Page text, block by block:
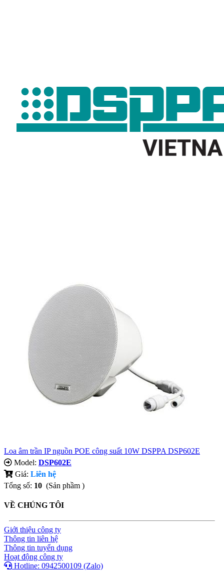
Loa âm trần IP nguồn POE công suất 10W DSPPA DSP602E
Model: DSP602E
Giá: Liên hệ
Tổng số: 10 (Sản phầm )
VỀ CHÚNG TÔI
Giới thiệu công ty
Thông tin liên hệ
Thông tin tuyển dụng
Hoạt động công ty
Hotline: 0942500109 (Zalo)